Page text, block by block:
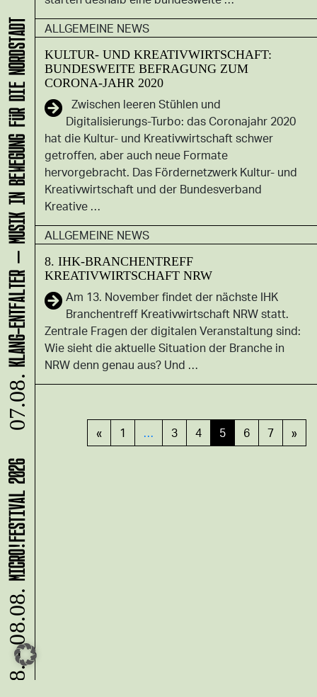
ALLGEMEINE NEWS
KULTUR- UND KREATIVWIRTSCHAFT:
BUNDESWEITE BEFRAGUNG ZUM
CORONA-JAHR 2020
Zwischen leeren Stühlen und
Digitalisierungs-Turbo: das Coronajahr 2020
hat die Kultur- und Kreativwirtschaft schwer
getroffen, aber auch neue Formate
hervorgebracht. Das Fördernetzwerk Kultur- und
Kreativwirtschaft und der Bundesverband
Kreative …
ALLGEMEINE NEWS
8. IHK-BRANCHENTREFF
KREATIVWIRTSCHAFT NRW
Am 13. November findet der nächste IHK
Branchentreff Kreativwirtschaft NRW statt.
Zentrale Fragen der digitalen Veranstaltung sind:
Wie sieht die aktuelle Situation der Branche in
NRW denn genau aus? Und …
« 1 … 3 4 5 6 7 »
07.08. - 08.08.
MICRO!FESTIVAL 2026
07.08.
KLANG-ENTFALTER – MUSIK IN BEWEGUNG FÜR DIE NORDSTADT